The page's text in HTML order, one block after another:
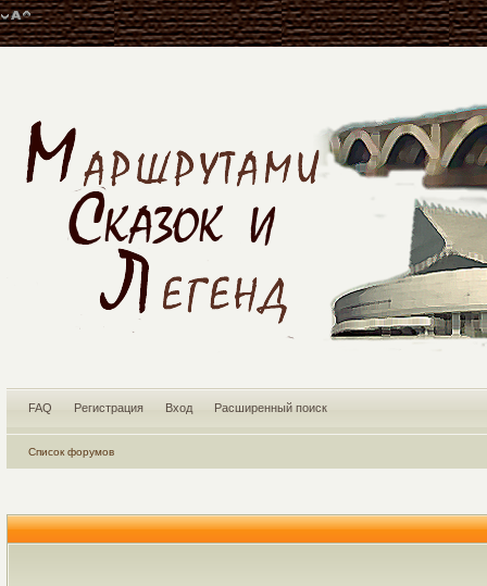
FAQ Регистрация Вход Расширенный поиск
Список форумов